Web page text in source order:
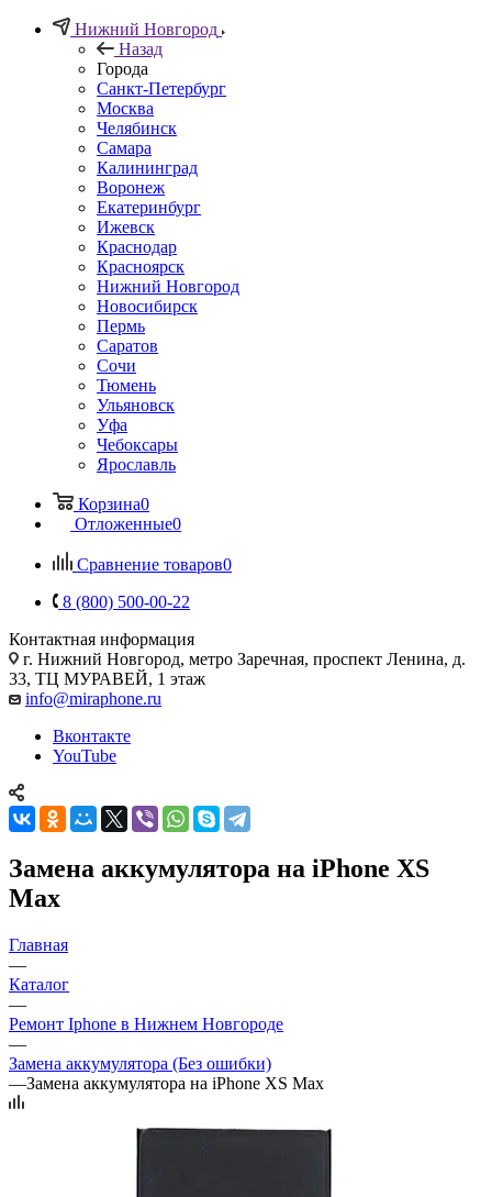
Нижний Новгород
Назад
Города
Санкт-Петербург
Москва
Челябинск
Самара
Калининград
Воронеж
Екатеринбург
Ижевск
Краснодар
Красноярск
Нижний Новгород
Новосибирск
Пермь
Саратов
Сочи
Тюмень
Ульяновск
Уфа
Чебоксары
Ярославль
Корзина0
Отложенные0
Сравнение товаров0
8 (800) 500-00-22
Контактная информация
г. Нижний Новгород, метро Заречная, проспект Ленина, д.
33, ТЦ МУРАВЕЙ, 1 этаж
info@miraphone.ru
Вконтакте
YouTube
Замена аккумулятора на iPhone XS
Max
Главная
—
Каталог
—
Ремонт Iphone в Нижнем Новгороде
—
Замена аккумулятора (Без ошибки)
—Замена аккумулятора на iPhone XS Max